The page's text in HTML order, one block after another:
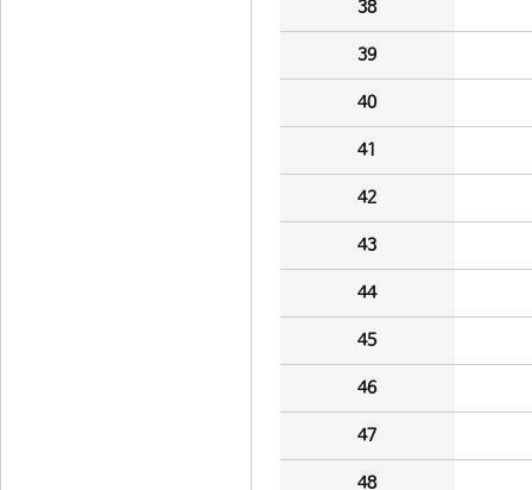
38
39
40
41
42
43
44
45
46
47
48